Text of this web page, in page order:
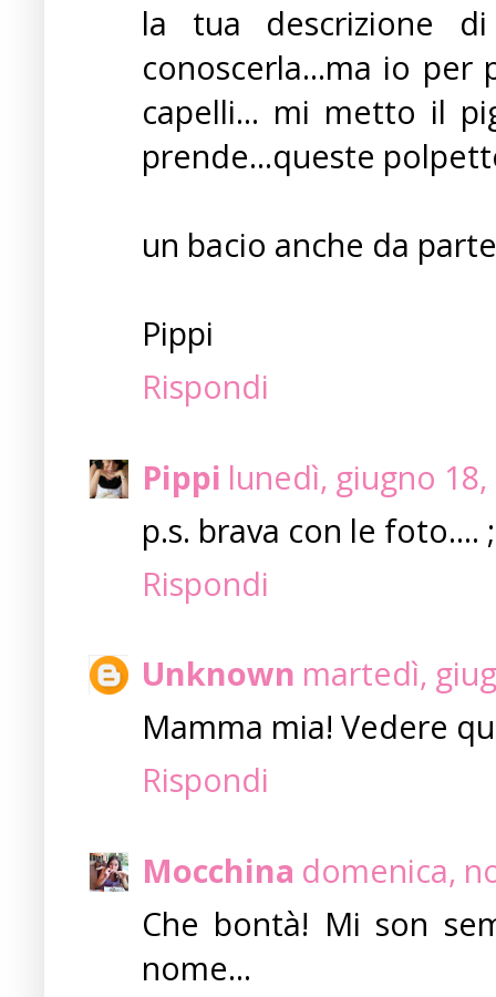
la tua descrizione
conoscerla...ma io per
capelli... mi metto il
prende...queste
un bacio anche da
Pippi
Rispondi
Pippi lunedì, giugno 18,
p.s. brava con le foto....
Rispondi
Unknown martedì,
Mamma mia! Vedere
Rispondi
Mocchina domenica,
Che bontà! Mi son
nome...